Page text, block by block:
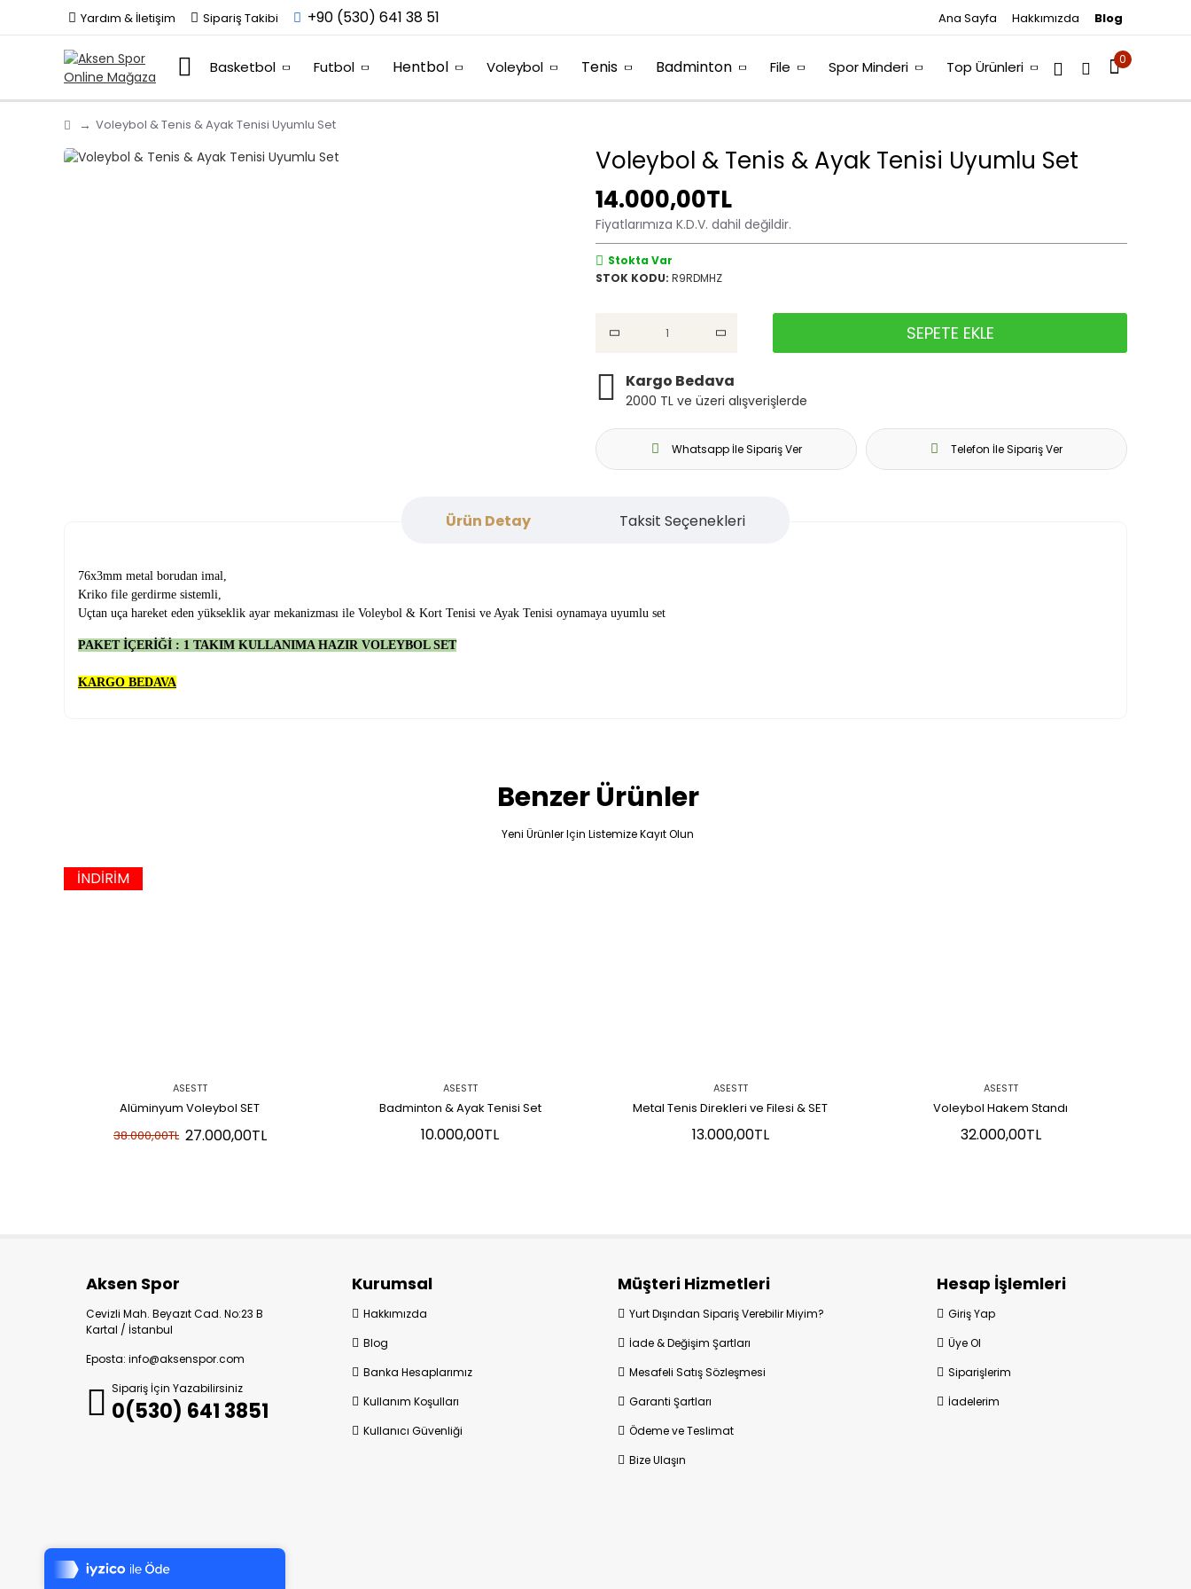
7/24 Canlı Destek
%100 Sorunsuz Alışveriş
Yardım & İletişim Sipariş Takibi +90 (530) 641 38 51 Ana Sayfa Hakkımızda Blog
Basketbol Futbol Hentbol Voleybol Tenis Badminton File Spor Minderi Top Ürünleri 0
Voleybol & Tenis & Ayak Tenisi Uyumlu Set
Voleybol & Tenis & Ayak Tenisi Uyumlu Set
Stokta Var
STOK KODU: R9RDMHZ
14.000,00TL
Fiyatlarımıza K.D.V. dahil değildir.
SEPETE EKLE
Kargo Bedava
2000 TL ve üzeri alışverişlerde
Whatsapp İle Sipariş Ver Telefon İle Sipariş Ver
Ürün Detay Taksit Seçenekleri
76x3mm metal borudan imal,
Kriko file gerdirme sistemli,
Uçtan uça hareket eden yükseklik ayar mekanizması ile Voleybol & Kort Tenisi ve Ayak Tenisi oynamaya uyumlu set
PAKET İÇERİĞİ : 1 TAKIM KULLANIMA HAZIR VOLEYBOL SET
KARGO BEDAVA
Benzer Ürünler
Yeni Ürünler Için Listemize Kayıt Olun
İNDİRİM
ASESTT
Alüminyum Voleybol SET
27.000,00TL
38.000,00TL
ASESTT
Badminton & Ayak Tenisi Set
10.000,00TL
ASESTT
Metal Tenis Direkleri ve Filesi & SET
13.000,00TL
ASESTT
Voleybol Hakem Standı
32.000,00TL
Aksen Spor
Cevizli Mah. Beyazıt Cad. No:23 B
Kartal / İstanbul
Eposta: info@aksenspor.com
Sipariş İçin Yazabilirsiniz
0(530) 641 3851
Kurumsal
Hakkımızda
Blog
Banka Hesaplarımız
Kullanım Koşulları
Kullanıcı Güvenliği
Müşteri Hizmetleri
Yurt Dışından Sipariş Verebilir Miyim?
İade & Değişim Şartları
Mesafeli Satış Sözleşmesi
Garanti Şartları
Ödeme ve Teslimat
Bize Ulaşın
Hesap İşlemleri
Giriş Yap
Üye Ol
Siparişlerim
İadelerim
© 2024 Aksen Spor | Her Hakkı Saklıdır